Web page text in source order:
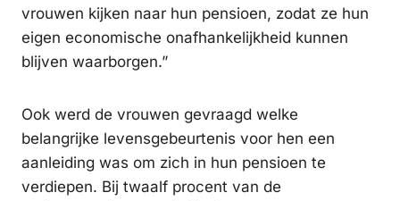
vrouwen kijken naar hun pensioen, zodat ze hun
eigen economische onafhankelijkheid kunnen
blijven waarborgen.”
Ook werd de vrouwen gevraagd welke
belangrijke levensgebeurtenis voor hen een
aanleiding was om zich in hun pensioen te
verdiepen. Bij twaalf procent van de